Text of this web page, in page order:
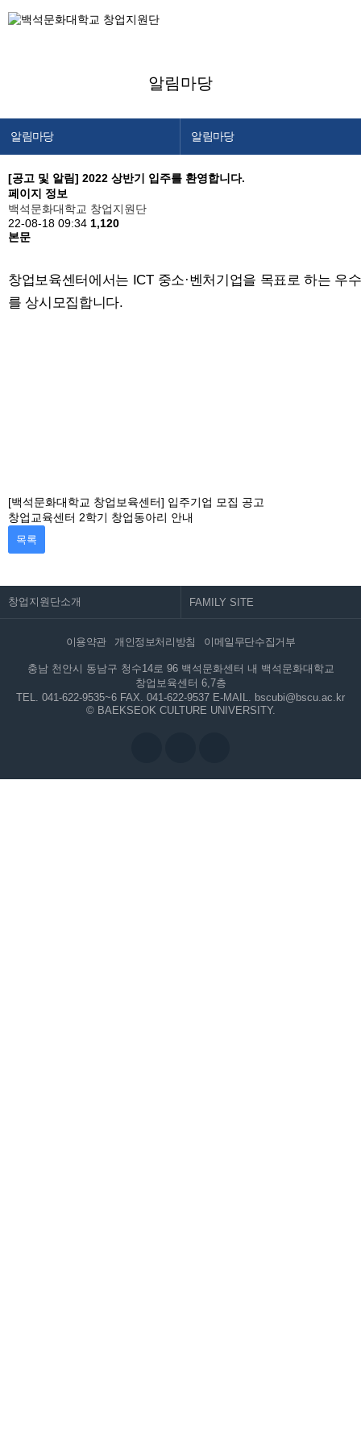
알림마당
알림마당
창업교육센터
창업보육센터
공간/장비 예약
알림마당
알림마당
[공고 및 알림] 2022 상반기 입주를 환영합니다.
페이지 정보
백석문화대학교 창업지원단
22-08-18 09:34 1,120
본문
창업보육센터에서는 ICT 중소·벤처기업을 목표로 하는
를 상시모집합니다.
[백석문화대학교 창업보육센터] 입주기업 모집 공고
창업교육센터 2학기 창업동아리 안내
목록
창업지원단소개
이용약관 개인정보처리방침 이메일무단수집거부
충남 천안시 동남구 청수14로 96 백석문화센터 내 백석문화대학교
창업보육센터 6,7층
TEL. 041-622-9535~6 FAX. 041-622-9537 E-MAIL. bscubi@bscu.ac.kr
© BAEKSEOK CULTURE UNIVERSITY.